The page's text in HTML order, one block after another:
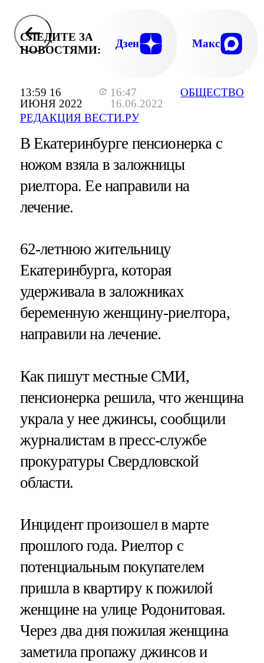
13:59 16
ИЮНЯ 2022
16:47
16.06.2022
РЕДАКЦИЯ ВЕСТИ.РУ
ОБЩЕСТВО
СЛЕДИТЕ ЗА
НОВОСТЯМИ:
Дзен Макс
В Екатеринбурге пенсионерка с
ножом взяла в заложницы
риелтора. Ее направили на
лечение.
62-летнюю жительницу
Екатеринбурга, которая
удерживала в заложниках
беременную женщину-риелтора,
направили на лечение.
Как пишут местные СМИ,
пенсионерка решила, что женщина
украла у нее джинсы, сообщили
журналистам в пресс-службе
прокуратуры Свердловской
области.
Инцидент произошел в марте
прошлого года. Риелтор с
потенциальным покупателем
пришла в квартиру к пожилой
женщине на улице Родонитовая.
Через два дня пожилая женщина
заметила пропажу джинсов и